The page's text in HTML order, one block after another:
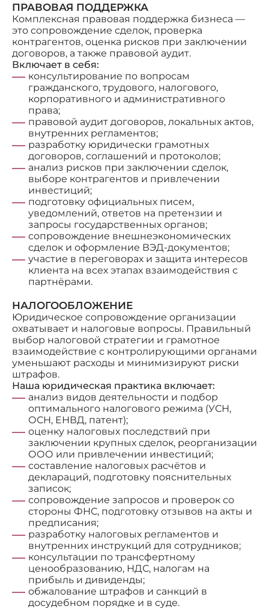
ПРАВОВАЯ ПОДДЕРЖКА
Комплексная правовая поддержка бизнеса —
это сопровождение сделок, проверка
контрагентов, оценка рисков при заключении
договоров, а также правовой аудит.
Включает в себя:
консультирование по вопросам
гражданского, трудового, налогового,
корпоративного и административного
права;
правовой аудит договоров, локальных актов,
внутренних регламентов;
разработку юридически грамотных
договоров, соглашений и протоколов;
анализ рисков при заключении сделок,
выборе контрагентов и привлечении
инвестиций;
подготовку официальных писем,
уведомлений, ответов на претензии и
запросы государственных органов;
сопровождение внешнеэкономических
сделок и оформление ВЭД-документов;
участие в переговорах и защита интересов
клиента на всех этапах взаимодействия с
партнёрами.
НАЛОГООБЛОЖЕНИЕ
Юридическое сопровождение организации
охватывает и налоговые вопросы. Правильный
выбор налоговой стратегии и грамотное
взаимодействие с контролирующими органами
уменьшают расходы и минимизируют риски
штрафов.
Наша юридическая практика включает:
анализ видов деятельности и подбор
оптимального налогового режима (УСН,
ОСН, ЕНВД, патент);
оценку налоговых последствий при
заключении крупных сделок, реорганизации
ООО или привлечении инвестиций;
составление налоговых расчётов и
деклараций, подготовку пояснительных
записок;
сопровождение запросов и проверок со
стороны ФНС, подготовку отзывов на акты и
предписания;
разработку налоговых регламентов и
внутренних инструкций для сотрудников;
консультации по трансфертному
ценообразованию, НДС, налогам на
прибыль и дивиденды;
обжалование штрафов и санкций в
досудебном порядке и в суде.